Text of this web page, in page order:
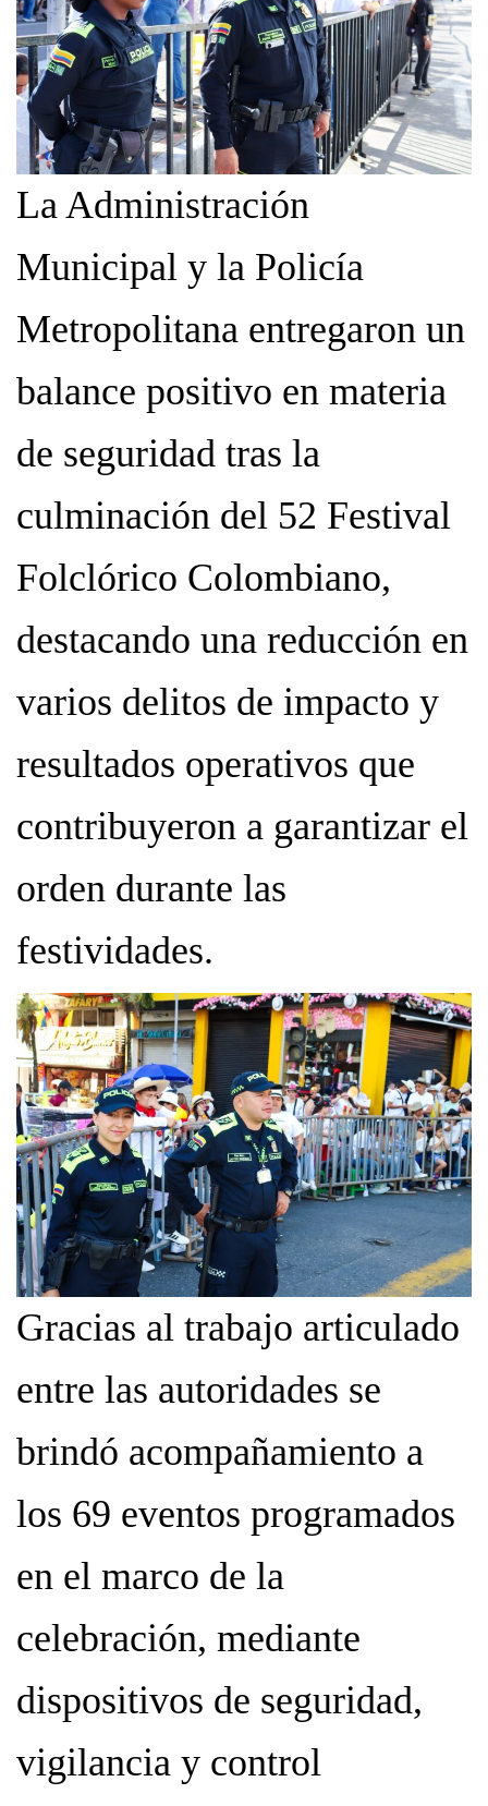
La Administración
Municipal y la Policía
Metropolitana entregaron un
balance positivo en materia
de seguridad tras la
culminación del 52 Festival
Folclórico Colombiano,
destacando una reducción en
varios delitos de impacto y
resultados operativos que
contribuyeron a garantizar el
orden durante las
festividades.
Gracias al trabajo articulado
entre las autoridades se
brindó acompañamiento a
los 69 eventos programados
en el marco de la
celebración, mediante
dispositivos de seguridad,
vigilancia y control